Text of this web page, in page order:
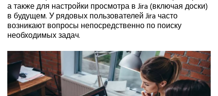
а также для настройки просмотра в Jira (включая доски)
в будущем. У рядовых пользователей Jira часто
возникают вопросы непосредственно по поиску
необходимых задач.